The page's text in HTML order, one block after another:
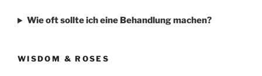
Wie oft sollte ich eine Behandlung machen?
WISDOM & ROSES